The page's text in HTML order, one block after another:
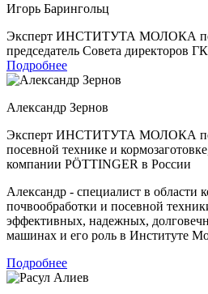
Игорь Барингольц
Эксперт ИНСТИТУТА МОЛОКА по
председатель Совета директоров
Подробнее
Александр Зернов
Эксперт ИНСТИТУТА МОЛОКА по
посевной технике и
компании PÖTTINGER в России
Александр - специалист в области
почвообработки и посевной
эффективных, надежных,
машинах и его роль в Институте
Подробнее